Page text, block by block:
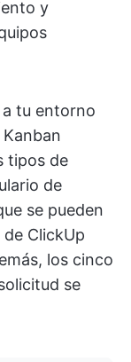
y
tu entorno
tipos de
de
se pueden
ClickUp
los cinco
se